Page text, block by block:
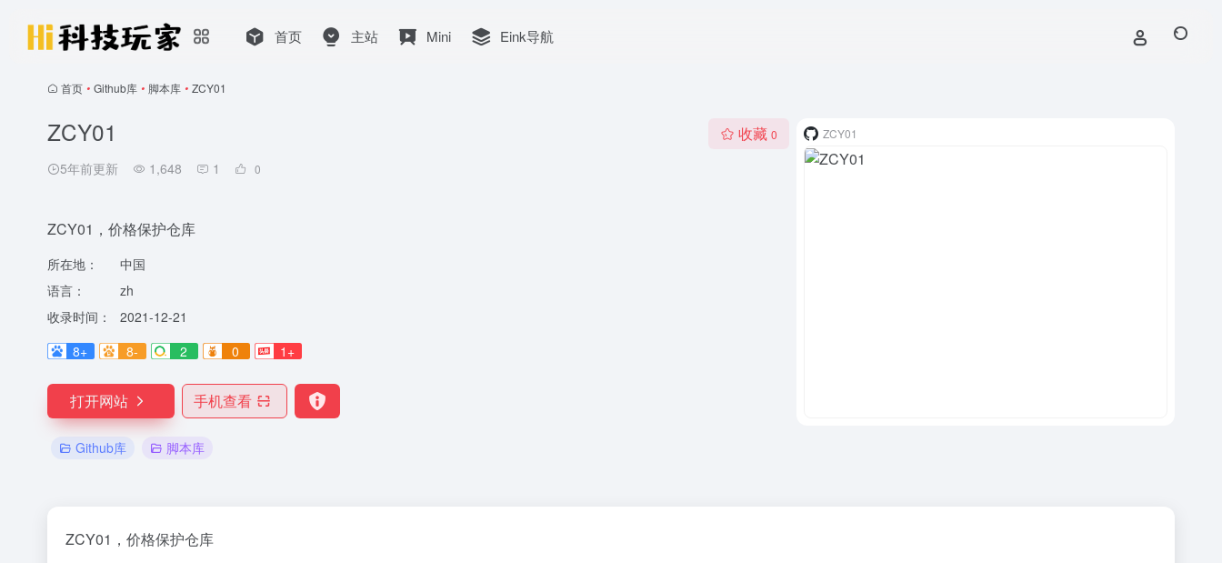
首页 主站 Mini Eink导航
首页 • Github库 • 脚本库 • ZCY01
ZCY01
5年前更新 1,648 1 0
收藏 0
ZCY01，价格保护仓库
所在地：
中国
语言：
zh
收录时间：
2021-12-21
8+
8- 2 0 1+
打开网站 手机查看
Github库 脚本库
ZCY01
ZCY01，价格保护仓库